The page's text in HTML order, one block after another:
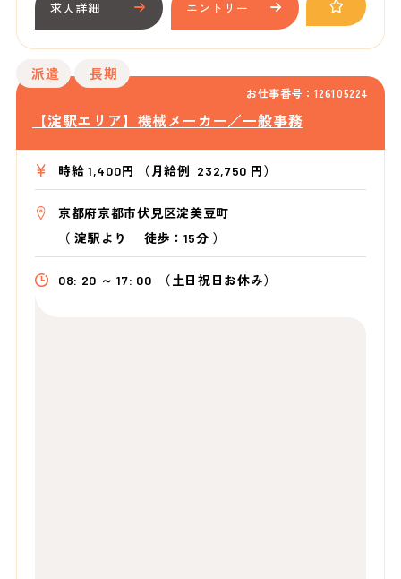
求人詳細 エントリー
お仕事番号：126105224
派遣 長期
【淀駅エリア】機械メーカー／一般事務
時給 1,400円 （月給例 232,750 円）
京都府京都市伏見区淀美豆町
（淀駅より 徒歩：15分 ）
08: 20 ～ 17: 00 （土日祝日お休み）